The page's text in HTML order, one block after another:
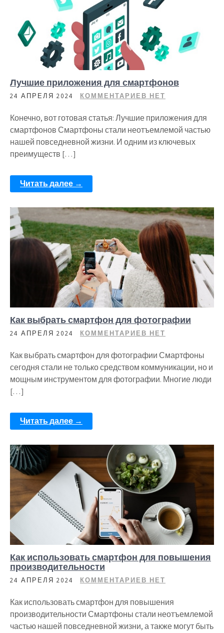
Лучшие приложения для смартфонов
24 АПРЕЛЯ 2024 КОММЕНТАРИЕВ НЕТ
Конечно, вот готовая статья: Лучшие приложения для
смартфонов Смартфоны стали неотъемлемой частью
нашей повседневной жизни. И одним из ключевых
преимуществ […]
Читать далее →
Как выбрать смартфон для фотографии
24 АПРЕЛЯ 2024 КОММЕНТАРИЕВ НЕТ
Как выбрать смартфон для фотографии Смартфоны
сегодня стали не только средством коммуникации, но и
мощным инструментом для фотографии. Многие люди
[…]
Читать далее →
Как использовать смартфон для повышения
производительности
24 АПРЕЛЯ 2024 КОММЕНТАРИЕВ НЕТ
Как использовать смартфон для повышения
производительности Смартфоны стали неотъемлемой
частью нашей повседневной жизни, а также могут быть